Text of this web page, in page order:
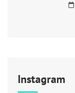
Instagram